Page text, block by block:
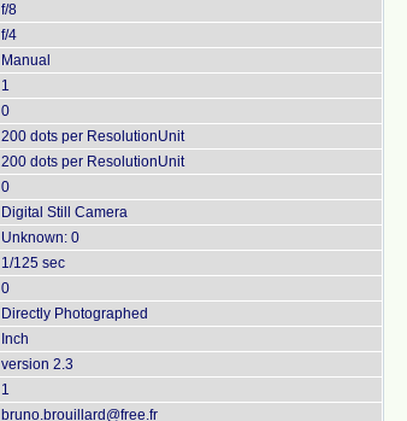
f/8
f/4
Manual
1
0
200 dots per ResolutionUnit
200 dots per ResolutionUnit
0
Digital Still Camera
Unknown: 0
1/125 sec
0
Directly Photographed
Inch
version 2.3
1
bruno.brouillard@free.fr